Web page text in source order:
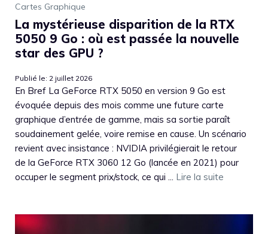
Cartes Graphique
La mystérieuse disparition de la RTX
5050 9 Go : où est passée la nouvelle
star des GPU ?
Publié le: 2 juillet 2026
En Bref La GeForce RTX 5050 en version 9 Go est
évoquée depuis des mois comme une future carte
graphique d’entrée de gamme, mais sa sortie paraît
soudainement gelée, voire remise en cause. Un scénario
revient avec insistance : NVIDIA privilégierait le retour
de la GeForce RTX 3060 12 Go (lancée en 2021) pour
occuper le segment prix/stock, ce qui ... Lire la suite